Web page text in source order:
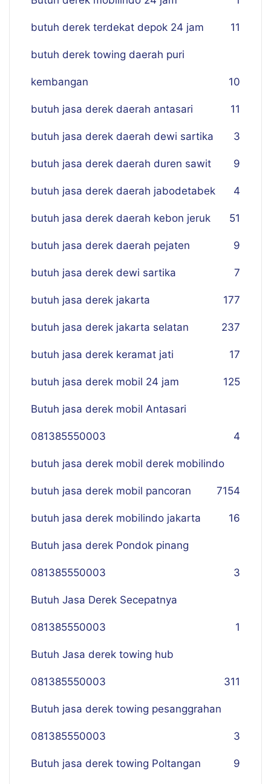
butuh derek terdekat depok 24 jam 11
butuh derek towing daerah puri
kembangan 10
butuh jasa derek daerah antasari 11
butuh jasa derek daerah dewi sartika 3
butuh jasa derek daerah duren sawit 9
butuh jasa derek daerah jabodetabek 4
butuh jasa derek daerah kebon jeruk 51
butuh jasa derek daerah pejaten 9
butuh jasa derek dewi sartika 7
butuh jasa derek jakarta 177
butuh jasa derek jakarta selatan 237
butuh jasa derek keramat jati 17
butuh jasa derek mobil 24 jam 125
Butuh jasa derek mobil Antasari
081385550003 4
butuh jasa derek mobil derek mobilindo
154
butuh jasa derek mobil pancoran 7
butuh jasa derek mobilindo jakarta 16
Butuh jasa derek Pondok pinang
081385550003 3
Butuh Jasa Derek Secepatnya
081385550003 1
Butuh Jasa derek towing hub
081385550003 311
Butuh jasa derek towing pesanggrahan
081385550003 3
Butuh jasa derek towing Poltangan 9